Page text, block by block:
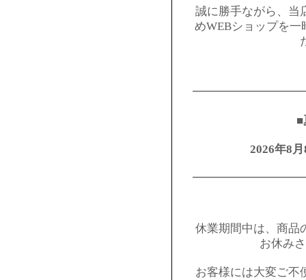
誠に勝手ながら、当
めWEBショップを
■
2026年8
休業期間中は、商品
お休み
お客様には大変ご不